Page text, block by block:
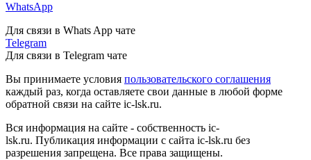
WhatsApp
Для связи в Whats App чате
Telegram
Для связи в Telegram чате
Вы принимаете условия пользовательского соглашения
каждый раз, когда оставляете свои данные в любой форме
обратной связи на сайте ic-lsk.ru.
Вся информация на сайте - собственность ic-
lsk.ru. Публикация информации с сайта ic-lsk.ru без
разрешения запрещена. Все права защищены.